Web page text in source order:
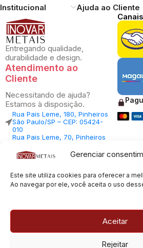
Gerenciar
Este site utiliza cookies para oferecer a
Ao navegar por ele, você aceita o uso
Aceitar
Rejeitar
Institucional Ajuda ao Cliente
Entregando qualidade,
durabilidade e design.
Atendimento ao
Cliente
Necessitando de ajuda?
Estamos à disposição.
Rua Pais Leme, 180, Pinheiros
São Paulo/SP – CEP: 05424-
010
Rua Pais Leme, 70, Pinheiros
010
Central Vendas: (11) 98812-
Central Atendimento: (11)
94535-7237
© 2013 - 2026 |Inovar Metais| Todos